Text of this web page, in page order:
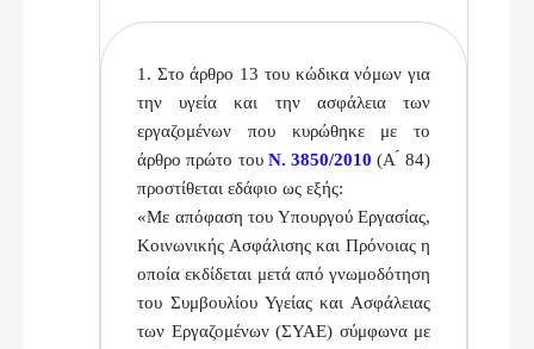
1. Στο άρθρο 13 του κώδικα νόμων για
την υγεία και την ασφάλεια των
εργαζομένων που κυρώθηκε με το
άρθρο πρώτο του Ν. 3850/2010 (Α ́ 84)
προστίθεται εδάφιο ως εξής:
«Με απόφαση του Υπουργού Εργασίας,
Κοινωνικής Ασφάλισης και Πρόνοιας η
οποία εκδίδεται μετά από γνωμοδότηση
του Συμβουλίου Υγείας και Ασφάλειας
των Εργαζομένων (ΣΥΑΕ) σύμφωνα με